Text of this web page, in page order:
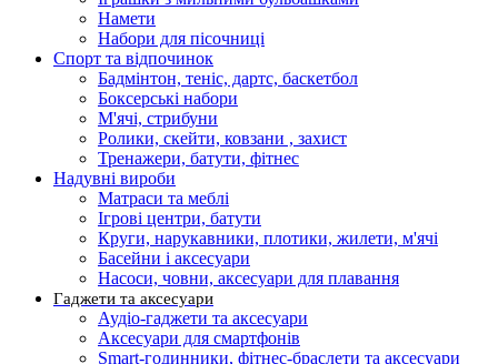
Намети
Набори для пісочниці
Спорт та відпочинок
Бадмінтон, теніс, дартс, баскетбол
Боксерські набори
М'ячі, стрибуни
Ролики, скейти, ковзани , захист
Тренажери, батути, фітнес
Надувні вироби
Матраси та меблі
Ігрові центри, батути
Круги, нарукавники, плотики, жилети, м'ячі
Басейни і аксесуари
Насоси, човни, аксесуари для плавання
Гаджети та аксесуари
Аудіо-гаджети та аксесуари
Аксесуари для смартфонів
Smart-годинники, фітнес-браслети та аксесуари